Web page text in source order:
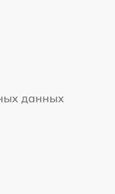
данных